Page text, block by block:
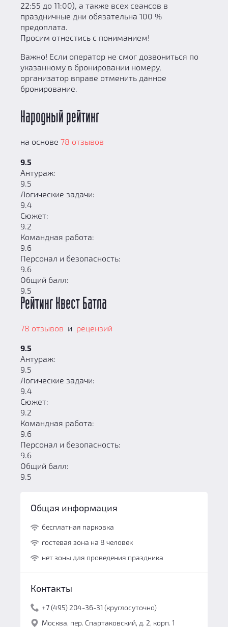
22:55 до 11:00), а также всех сеансов в
праздничные дни обязательна 100 %
предоплата.
Просим отнестись с пониманием!
Важно! Если оператор не смог дозвониться по
указанному в бронировании номеру,
организатор вправе отменить данное
бронирование.
Народный рейтинг
на основе 78 отзывов
9.5
Антураж:
9.5
Логические задачи:
9.4
Сюжет:
9.2
Командная работа:
9.6
Персонал и безопасность:
9.6
Общий балл:
9.5
Рейтинг Квест Батла
78 отзывов и рецензий
9.5
Антураж:
9.5
Логические задачи:
9.4
Сюжет:
9.2
Командная работа:
9.6
Персонал и безопасность:
9.6
Общий балл:
9.5
Общая информация
бесплатная парковка
гостевая зона на 8 человек
нет зоны для проведения праздника
Контакты
+7 (495) 204-36-31 (круглосуточно)
Москва, пер. Спартаковский, д. 2, корп. 1